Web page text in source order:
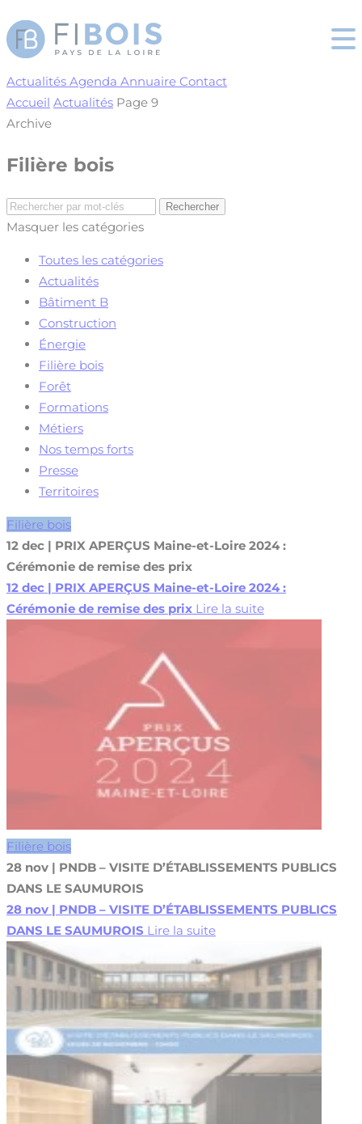
Actualités Agenda Annuaire Contact
Accueil Actualités Page 9
Archive
Filière bois
Masquer les catégories
Toutes les catégories
Actualités
Bâtiment B
Construction
Énergie
Filière bois
Forêt
Formations
Métiers
Nos temps forts
Presse
Territoires
Filière bois
12 dec | PRIX APERÇUS Maine-et-Loire 2024 :
Cérémonie de remise des prix
12 dec | PRIX APERÇUS Maine-et-Loire 2024 :
Cérémonie de remise des prix Lire la suite
Filière bois
28 nov | PNDB – VISITE D’ÉTABLISSEMENTS PUBLICS
DANS LE SAUMUROIS
28 nov | PNDB – VISITE D’ÉTABLISSEMENTS PUBLICS
DANS LE SAUMUROIS Lire la suite